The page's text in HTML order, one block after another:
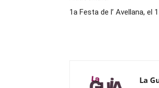
1a Festa de l’ Avellana, el
La